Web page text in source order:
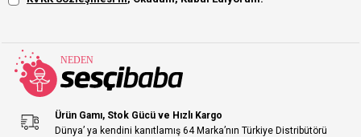
Ürün Gamı, Stok Gücü ve Hızlı Kargo
Dünya’ ya kendini kanıtlamış 64 Marka’nın Türkiye Distribütörü